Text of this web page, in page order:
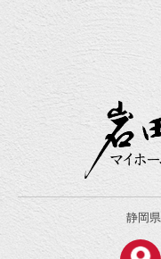
静岡